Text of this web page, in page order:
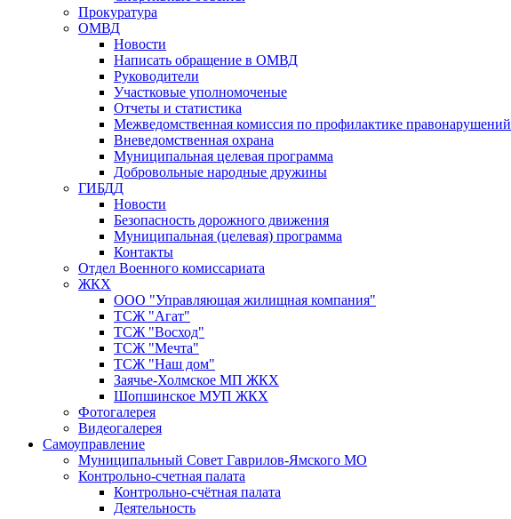
Прокуратура
ОМВД
Новости
Написать обращение в ОМВД
Руководители
Участковые уполномоченые
Отчеты и статистика
Межведомственная комиссия по профилактике правонарушений
Вневедомственная охрана
Муниципальная целевая программа
Добровольные народные дружины
ГИБДД
Новости
Безопасность дорожного движения
Муниципальная (целевая) программа
Контакты
Отдел Военного комиссариата
ЖКХ
ООО "Управляющая жилищная компания"
ТСЖ "Агат"
ТСЖ "Восход"
ТСЖ "Мечта"
ТСЖ "Наш дом"
Заячье-Холмское МП ЖКХ
Шопшинское МУП ЖКХ
Фотогалерея
Видеогалерея
Самоуправление
Муниципальный Совет Гаврилов-Ямского МО
Контрольно-счетная палата
Контрольно-счётная палата
Деятельность